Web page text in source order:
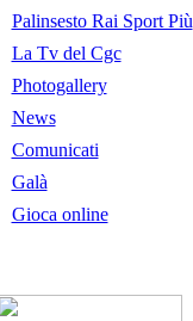
Palinsesto Rai Sport Più
La Tv del Cgc
Photogallery
News
Comunicati
Galà
Gioca online